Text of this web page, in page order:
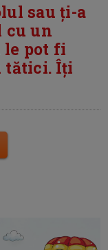
sau ți-a
cu un
le pot fi
tătici. Îți